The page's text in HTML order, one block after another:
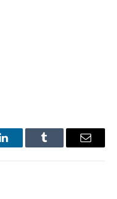
LinkedInTumblr Email